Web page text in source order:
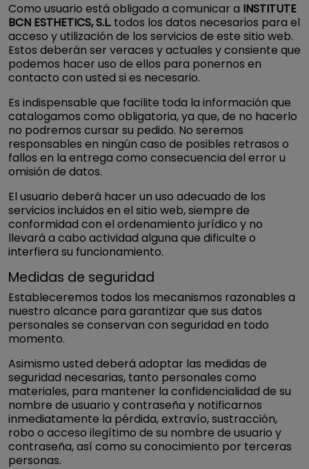
Como usuario está obligado a comunicar a INSTITUTE
BCN ESTHETICS, S.L. todos los datos necesarios para el
acceso y utilización de los servicios de este sitio web.
Estos deberán ser veraces y actuales y consiente que
podemos hacer uso de ellos para ponernos en
contacto con usted si es necesario.
Es indispensable que facilite toda la información que
catalogamos como obligatoria, ya que, de no hacerlo
no podremos cursar su pedido. No seremos
responsables en ningún caso de posibles retrasos o
fallos en la entrega como consecuencia del error u
omisión de datos.
El usuario deberá hacer un uso adecuado de los
servicios incluidos en el sitio web, siempre de
conformidad con el ordenamiento jurídico y no
llevará a cabo actividad alguna que dificulte o
interfiera su funcionamiento.
Medidas de seguridad
Estableceremos todos los mecanismos razonables a
nuestro alcance para garantizar que sus datos
personales se conservan con seguridad en todo
momento.
Asimismo usted deberá adoptar las medidas de
seguridad necesarias, tanto personales como
materiales, para mantener la confidencialidad de su
nombre de usuario y contraseña y notificarnos
inmediatamente la pérdida, extravío, sustracción,
robo o acceso ilegítimo de su nombre de usuario y
contraseña, así como su conocimiento por terceras
personas.